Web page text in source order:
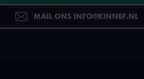
MAIL ONS INFO@KINNEF.NL